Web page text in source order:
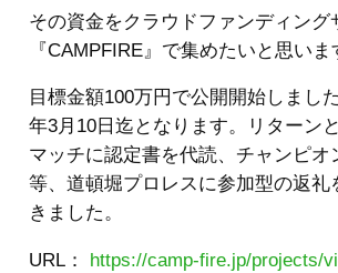
その資金をクラウドファンディング
『CAMPFIRE』で集めたいと思いま
目標金額100万円で公開開始しまし
年3月10日迄となります。リターン
マッチに認定書を代読、チャンピオ
等、道頓堀プロレスに参加型の返礼
きました。
URL： https://camp-fire.jp/projects/